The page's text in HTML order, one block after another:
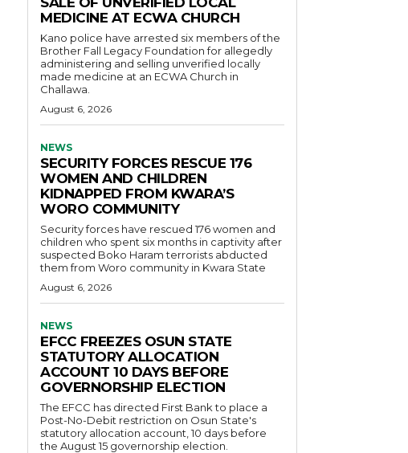
MEDICINE AT ECWA CHURCH
Kano police have arrested six members of the
Brother Fall Legacy Foundation for allegedly
administering and selling unverified locally
made medicine at an ECWA Church in
Challawa.
August 6, 2026
NEWS
SECURITY FORCES RESCUE 176
WOMEN AND CHILDREN
KIDNAPPED FROM KWARA’S
WORO COMMUNITY
Security forces have rescued 176 women and
children who spent six months in captivity after
suspected Boko Haram terrorists abducted
them from Woro community in Kwara State
August 6, 2026
NEWS
EFCC FREEZES OSUN STATE
STATUTORY ALLOCATION
ACCOUNT 10 DAYS BEFORE
GOVERNORSHIP ELECTION
The EFCC has directed First Bank to place a
Post-No-Debit restriction on Osun State's
statutory allocation account, 10 days before
the August 15 governorship election.